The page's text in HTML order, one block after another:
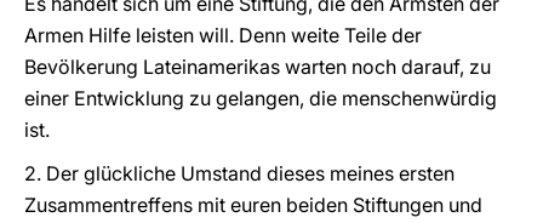
Armen Hilfe leisten will. Denn weite Teile der
Bevölkerung Lateinamerikas warten noch darauf, zu
einer Entwicklung zu gelangen, die menschenwürdig
ist.
2. Der glückliche Umstand dieses meines ersten
Zusammentreffens mit euren beiden Stiftungen und